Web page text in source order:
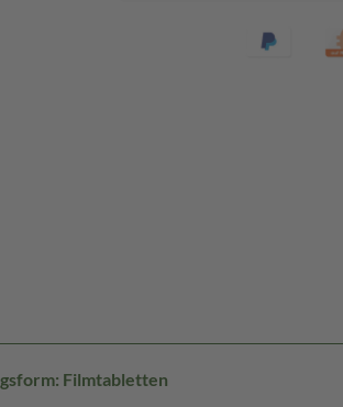
Filmtabletten